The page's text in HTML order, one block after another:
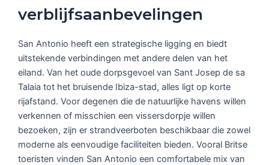
verblijfsaanbevelingen
San Antonio heeft een strategische ligging en biedt
uitstekende verbindingen met andere delen van het
eiland. Van het oude dorpsgevoel van Sant Josep de sa
Talaia tot het bruisende Ibiza-stad, alles ligt op korte
rijafstand. Voor degenen die de natuurlijke havens willen
verkennen of misschien een vissersdorpje willen
bezoeken, zijn er strandveerboten beschikbaar die zowel
moderne als eenvoudige faciliteiten bieden. Vooral Britse
toeristen vinden San Antonio een comfortabele mix van